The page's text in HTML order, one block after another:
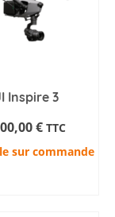
Inspire 3
€ TTC
sur commande